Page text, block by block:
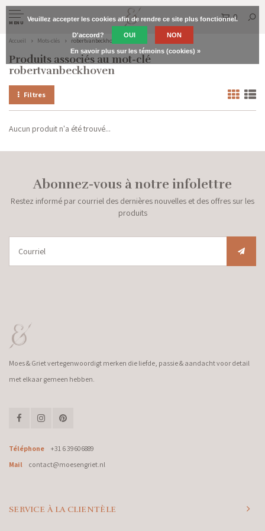
MENU
0
Accueil Mots-clés robertvanbeckhoven
Produits associés au mot-clé
robertvanbeckhoven
Filtres
Aucun produit n'a été trouvé...
Abonnez-vous à notre infolettre
Restez informé par courriel des dernières nouvelles et des offres sur les
produits
Moes & Griet vertegenwoordigt merken die liefde, passie & aandacht voor detail
met elkaar gemeen hebben.
Téléphone
+31 6 39606889
Mail
contact@moesengriet.nl
SERVICE À LA CLIENTÈLE
Veuillez accepter les cookies afin de rendre ce site plus fonctionnel.
D'accord? OUI NON
En savoir plus sur les témoins (cookies) »